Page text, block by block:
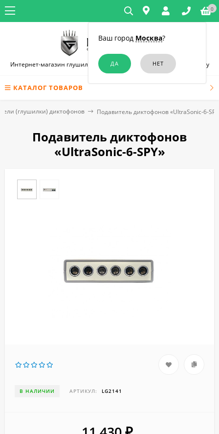
Ваш город Москва?
0
Интернет-магазин глушилок связи и диктофонов в Ростове-на-Дону
КАТАЛОГ ТОВАРОВ
(глушилки) диктофонов Подавитель диктофонов «UltraSonic-6-
Подавитель диктофонов
«UltraSonic-6-SPY»
В НАЛИЧИИ АРТИКУЛ: LG2141